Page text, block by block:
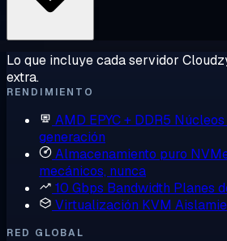
Lo que incluye cada servidor
extra.
RENDIMIENTO
AMD EPYC + DDR5
generación
Almacenamiento puro
mecánicos, nunca
10 Gbps Bandwidth Planes
Virtualización KVM
RED GLOBAL